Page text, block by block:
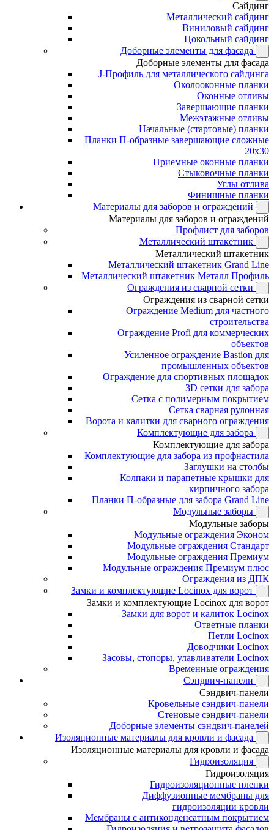
Сайдинг
Металлический сайдинг
Виниловый сайдинг
Цокольный сайдинг
Доборные элементы для фасада
Доборные элементы для фасада
J-Профиль для металлического сайдинга
Околооконные планки
Оконные отливы
Завершающие планки
Межэтажные отливы
Начальные (стартовые) планки
Планки П-образные завершающие сложные
20x30
Приемные оконные планки
Стыковочные планки
Углы отлива
Финишные планки
Материалы для заборов и ограждений
Материалы для заборов и ограждений
Профлист для заборов
Металлический штакетник
Металлический штакетник
Металлический штакетник Grand Line
Металлический штакетник Металл Профиль
Ограждения из сварной сетки
Ограждения из сварной сетки
Ограждение Medium для частного
строительства
Ограждение Profi для коммерческих
объектов
Усиленное ограждение Bastion для
промышленных объектов
Ограждение для спортивных площадок
3D сетки для забора
Сетка с полимерным покрытием
Сетка сварная рулонная
Ворота и калитки для сварного ограждения
Комплектующие для забора
Комплектующие для забора
Комплектующие для забора из профнастила
Заглушки на столбы
Колпаки и парапетные крышки для
кирпичного забора
Планки П-образные для забора Grand Line
Модульные заборы
Модульные заборы
Модульные ограждения Эконом
Модульные ограждения Стандарт
Модульные ограждения Премиум
Модульные ограждения Премиум плюс
Ограждения из ДПК
Замки и комплектующие Locinox для ворот
Замки и комплектующие Locinox для ворот
Замки для ворот и калиток Locinox
Ответные планки
Петли Locinox
Доводчики Locinox
Засовы, стопоры, улавливатели Locinox
Временные ограждения
Сэндвич-панели
Сэндвич-панели
Кровельные сэндвич-панели
Стеновые сэндвич-панели
Доборные элементы сэндвич-панелей
Изоляционные материалы для кровли и фасада
Изоляционные материалы для кровли и фасада
Гидроизоляция
Гидроизоляция
Гидроизоляционные пленки
Диффузионные мембраны для
гидроизоляции кровли
Мембраны с антиконденсатным покрытием